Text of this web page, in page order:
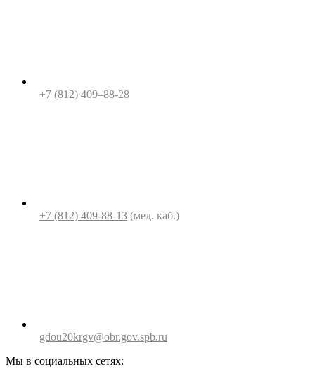
+7 (812) 409–88-28
+7 (812) 409-88-13 (мед. каб.)
gdou20krgv@obr.gov.spb.ru
Мы в социальных сетях: